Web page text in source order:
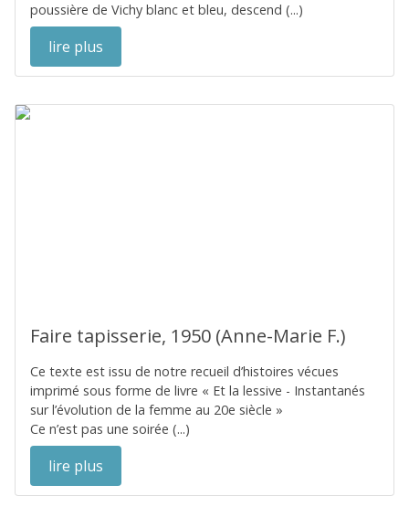
poussière de Vichy blanc et bleu, descend (...)
lire plus
Faire tapisserie, 1950 (Anne-Marie F.)
Ce texte est issu de notre recueil d’histoires vécues
imprimé sous forme de livre « Et la lessive - Instantanés
sur l’évolution de la femme au 20e siècle »
Ce n’est pas une soirée (...)
lire plus